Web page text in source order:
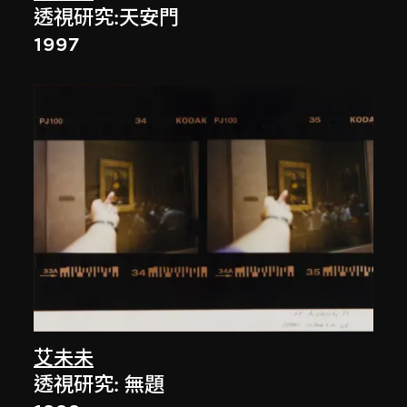
透視研究:天安門
1997
艾未未
透視研究: 無題